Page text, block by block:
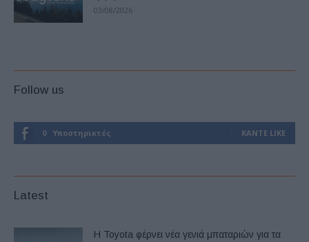
03/08/2026
Follow us
0 Υποστηρικτές ΚΆΝΤΕ LIKE
Latest
Η Toyota φέρνει νέα γενιά μπαταριών για τα